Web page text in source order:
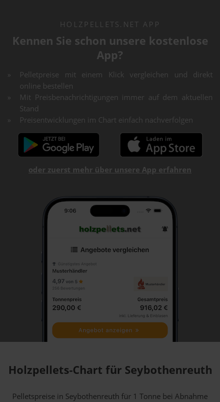
HOLZPELLETS.NET APP
Kennen Sie schon unsere kostenlose
App?
Pelletpreise mit einem Klick vergleichen und direkt
online bestellen
Mit Preisbenachrichtigungen immer auf dem aktuellen
Stand
Preisentwicklungen im Chart einfach nachverfolgen
oder zuerst mehr über unsere App erfahren
Holzpellets-Chart für Seybothenreuth
Pelletspreise in Seybothenreuth für 1 Tonne bei Abnahme